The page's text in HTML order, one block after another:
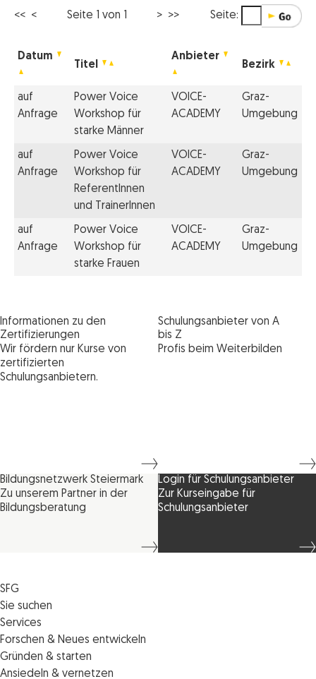
<< < Seite 1 von 1 > >> Seite:
Datum
Titel
Anbieter
Bezirk
auf
Anfrage
Power Voice
Workshop für
starke Männer
VOICE-
ACADEMY
Graz-
Umgebung
auf
Anfrage
Power Voice
Workshop für
ReferentInnen
und TrainerInnen
VOICE-
ACADEMY
Graz-
Umgebung
auf
Anfrage
Power Voice
Workshop für
starke Frauen
VOICE-
ACADEMY
Graz-
Umgebung
Informationen zu den
Zertifizierungen
Wir fördern nur Kurse von
zertifizierten
Schulungsanbietern.
Schulungsanbieter von A
bis Z
Profis beim Weiterbilden
Bildungsnetzwerk Steiermark
Zu unserem Partner in der
Bildungsberatung
Login für Schulungsanbieter
Zur Kurseingabe für
Schulungsanbieter
SFG
Die SFG
Jobs
Medienservice
Informiert bleiben
Kontakt
Sie suchen
Förderungen
Finanzierungen
Standortentwicklung
Persönliche Beratung
Services
Veranstaltungen
News
IMPULS.ST
Forschen & Neues entwickeln
Standortcoaching
Terminbuchung Standortcoaching
Gründen & starten
Startupmark
Ansiedeln & vernetzen